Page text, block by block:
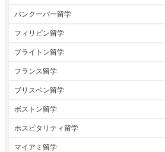
バンクーバー留学
フィリピン留学
ブライトン留学
フランス留学
ブリスベン留学
ボストン留学
ホスピタリティ留学
マイアミ留学